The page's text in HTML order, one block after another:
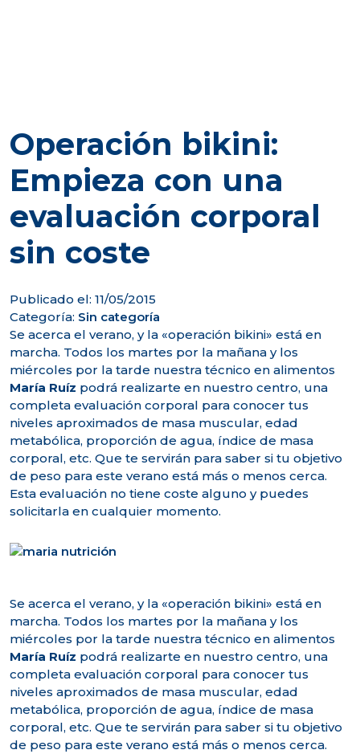
Operación bikini:
Empieza con una
evaluación corporal
sin coste
Publicado el: 11/05/2015
Categoría: Sin categoría
Se acerca el verano, y la «operación bikini» está en
marcha. Todos los martes por la mañana y los
miércoles por la tarde nuestra técnico en alimentos
María Ruíz podrá realizarte en nuestro centro, una
completa evaluación corporal para conocer tus
niveles aproximados de masa muscular, edad
metabólica, proporción de agua, índice de masa
corporal, etc. Que te servirán para saber si tu objetivo
de peso para este verano está más o menos cerca.
Esta evaluación no tiene coste alguno y puedes
solicitarla en cualquier momento.
Se acerca el verano, y la «operación bikini» está en
marcha. Todos los martes por la mañana y los
miércoles por la tarde nuestra técnico en alimentos
María Ruíz podrá realizarte en nuestro centro, una
completa evaluación corporal para conocer tus
niveles aproximados de masa muscular, edad
metabólica, proporción de agua, índice de masa
corporal, etc. Que te servirán para saber si tu objetivo
de peso para este verano está más o menos cerca.